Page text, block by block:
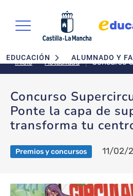
Navegación principal
EDUCACIÓN ALUMNADO Y
Inicio Actualidad
Concurso
Ponte la
Concurso
Ponte la capa de
transforma tu
Premios y concursos 11/02/